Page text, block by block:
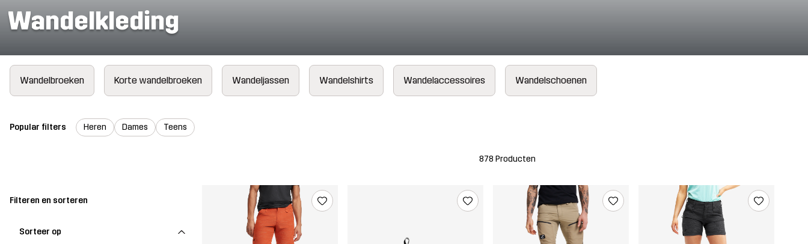
Wandelkleding
Wandelbroeken Korte wandelbroeken Wandeljassen Wandelshirts Wandelaccessoires Wandelschoenen
Popular filters Heren Dames Teens
878 Producten
Filteren en sorteren
Sorteer op